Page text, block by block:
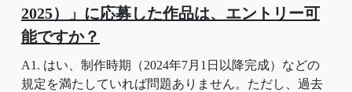
2025）」に応募した作品は、エントリー可
能ですか？
A1. はい、制作時期（2024年7月1日以降完成）などの
規定を満たしていれば問題ありません。ただし、過去